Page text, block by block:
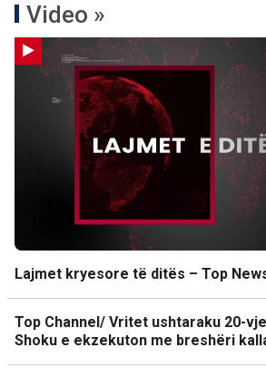
Video »
Lajmet kryesore të ditës – Top
Top Channel/ Vritet ushtaraku 20-
Shoku e ekzekuton me breshëri